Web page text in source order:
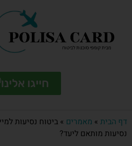
חייגו אלינו
דף הבית » מאמרים » ביטוח נסיעות
נסיעות מותאם ליעד?